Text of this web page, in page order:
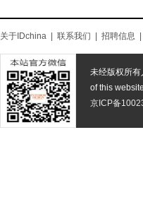
关于IDchina 联系我们 招聘信息
未经版权所
of this
京ICP备